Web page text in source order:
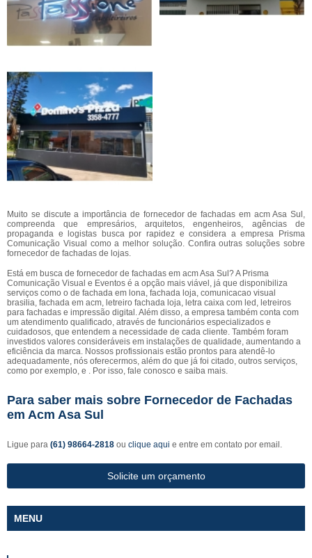
Muito se discute a importância de fornecedor de fachadas em acm Asa Sul,
compreenda que empresários, arquitetos, engenheiros, agências de
propaganda e logistas busca por rapidez e considera a empresa Prisma
Comunicação Visual como a melhor solução. Confira outras soluções sobre
fornecedor de fachadas de lojas.
Está em busca de fornecedor de fachadas em acm Asa Sul? A Prisma
Comunicação Visual e Eventos é a opção mais viável, já que disponibiliza
serviços como o de fachada em lona, fachada loja, comunicacao visual
brasilia, fachada em acm, letreiro fachada loja, letra caixa com led, letreiros
para fachadas e impressão digital. Além disso, a empresa também conta com
um atendimento qualificado, através de funcionários especializados e
cuidadosos, que entendem a necessidade de cada cliente. Também foram
investidos valores consideráveis em instalações de qualidade, aumentando a
eficiência da marca. Nossos profissionais estão prontos para atendê-lo
adequadamente, nós oferecermos, além do que já foi citado, outros serviços,
como por exemplo, e . Por isso, fale conosco e saiba mais.
Para saber mais sobre Fornecedor de Fachadas
em Acm Asa Sul
Ligue para (61) 98664-2818 ou clique aqui e entre em contato por email.
Solicite um orçamento
MENU